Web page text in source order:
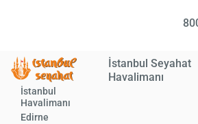
İstanbul Seyahat
Havalimanı
İstanbul
Havalimanı
Edirne